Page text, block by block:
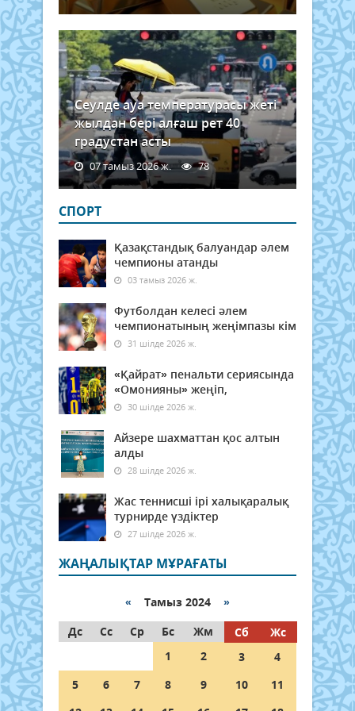
Сеулде ауа температурасы жеті
жылдан бері алғаш рет 40
градустан асты
07 тамыз 2026 ж. 78
СПОРТ
Қазақстандық балуандар әлем
чемпионы атанды
03 тамыз 2026 ж.
Футболдан келесі әлем
чемпионатының жеңімпазы кім
31 шілде 2026 ж.
«Қайрат» пенальти сериясында
«Омонияны» жеңіп,
30 шілде 2026 ж.
Айзере шахматтан қос алтын
алды
28 шілде 2026 ж.
Жас теннисші ірі халықаралық
турнирде үздіктер
27 шілде 2026 ж.
ЖАҢАЛЫҚТАР МҰРАҒАТЫ
« Тамыз 2024 »
Дс
Сс Ср Бс Жм Сб
Жс
1
2 3
4
5
6 7 8 9 10
11